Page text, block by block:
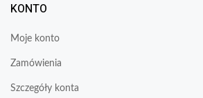
KONTO
Moje konto
Zamówienia
Szczegóły konta